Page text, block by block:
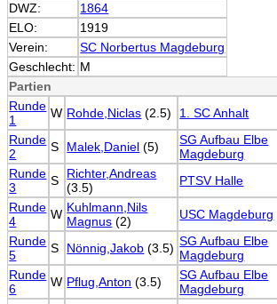
DWZ:
1864
ELO:
1919
Verein:
SC Norbertus Magdeburg
Geschlecht: M
Partien
Runde
1
W Rohde,Niclas (2.5) 1. SC Anhalt
Runde
2
S Malek,Daniel (5)
SG Aufbau Elbe
Magdeburg
Runde
3
S
Richter,Andreas
(3.5)
PTSV Halle
Runde
4
W Kuhlmann,Nils
Magnus (2) USC Magdeburg
Runde
5
S Nönnig,Jakob (3.5) SG Aufbau Elbe
Magdeburg
Runde
6
W Pflug,Anton (3.5)
SG Aufbau Elbe
Magdeburg